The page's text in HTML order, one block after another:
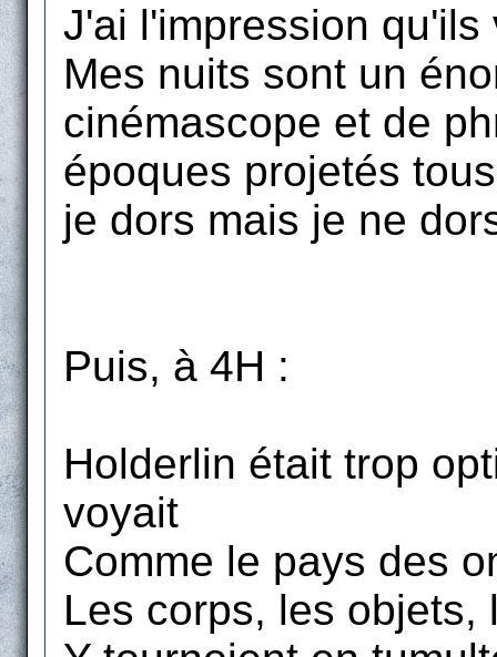
J'ai l'impression
Mes nuits sont un
cinémascope et de
époques projetés
je dors mais je ne
Puis, à 4H :
Holderlin était trop
voyait
Comme le pays des
Les corps, les